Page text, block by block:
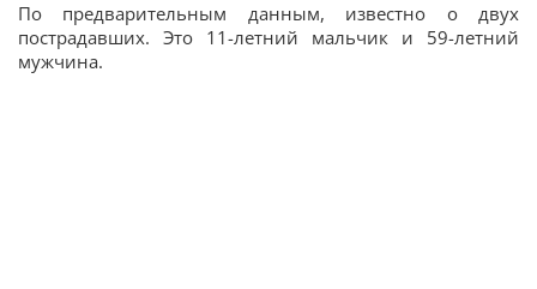
По предварительным данным, известно о двух
пострадавших. Это 11-летний мальчик и 59-летний
мужчина.